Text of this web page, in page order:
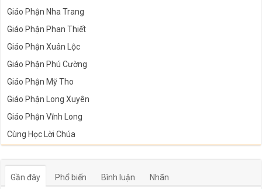
Giáo Phận Nha Trang
Giáo Phận Phan Thiết
Giáo Phận Xuân Lộc
Giáo Phận Phú Cường
Giáo Phận Mỹ Tho
Giáo Phận Long Xuyên
Giáo Phận Vĩnh Long
Cùng Học Lời Chúa
Gần đây Phổ biến Bình luận Nhãn